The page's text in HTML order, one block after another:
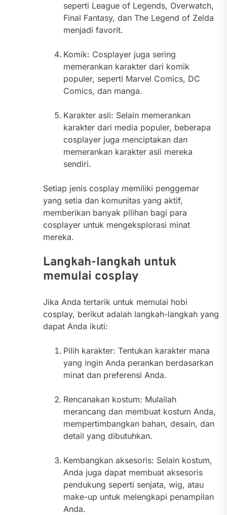
seperti League of Legends, Overwatch,
Final Fantasy, dan The Legend of Zelda
menjadi favorit.
Komik: Cosplayer juga sering
memerankan karakter dari komik
populer, seperti Marvel Comics, DC
Comics, dan manga.
Karakter asli: Selain memerankan
karakter dari media populer, beberapa
cosplayer juga menciptakan dan
memerankan karakter asli mereka
sendiri.
Setiap jenis cosplay memiliki penggemar
yang setia dan komunitas yang aktif,
memberikan banyak pilihan bagi para
cosplayer untuk mengeksplorasi minat
mereka.
Langkah-langkah untuk
memulai cosplay
Jika Anda tertarik untuk memulai hobi
cosplay, berikut adalah langkah-langkah yang
dapat Anda ikuti:
Pilih karakter: Tentukan karakter mana
yang ingin Anda perankan berdasarkan
minat dan preferensi Anda.
Rencanakan kostum: Mulailah
merancang dan membuat kostum Anda,
mempertimbangkan bahan, desain, dan
detail yang dibutuhkan.
Kembangkan aksesoris: Selain kostum,
Anda juga dapat membuat aksesoris
pendukung seperti senjata, wig, atau
make-up untuk melengkapi penampilan
Anda.